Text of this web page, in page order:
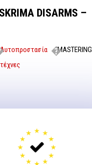
DISARMS –
Αυτοπροστασία
Ακολουθήστε μας
στα social media